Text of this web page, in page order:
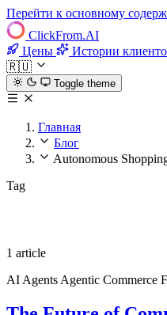
Перейти к основному
ClickFrom.AI
Цены
Истории
🇷🇺
Toggle theme
Главная
Блог
Autonomous
Tag
1 article
AI Agents Agentic Commerce